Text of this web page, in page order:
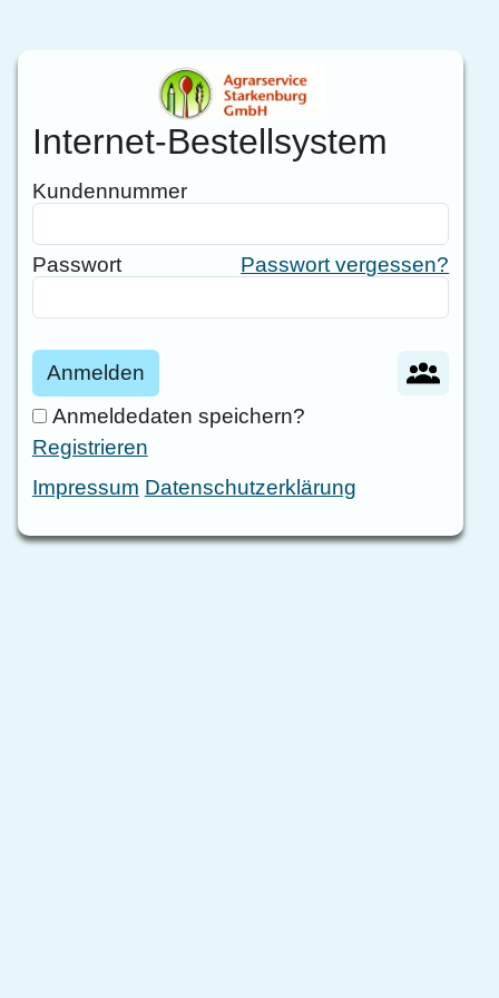
Internet-Bestellsystem
Kundennummer
Passwort Passwort vergessen?
Anmelden
Anmeldedaten speichern?
Registrieren
Impressum Datenschutzerklärung